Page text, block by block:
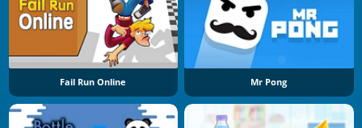
Fail Run Online Mr Pong